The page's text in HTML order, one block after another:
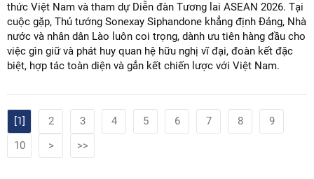
thức Việt Nam và tham dự Diễn đàn Tương lai ASEAN 2026. Tại
cuộc gặp, Thủ tướng Sonexay Siphandone khẳng định Đảng, Nhà
nước và nhân dân Lào luôn coi trọng, dành ưu tiên hàng đầu cho
việc gìn giữ và phát huy quan hệ hữu nghị vĩ đại, đoàn kết đặc
biệt, hợp tác toàn diện và gắn kết chiến lược với Việt Nam.
[1] 2 3 4 5 6 7 8
9
10
> >>